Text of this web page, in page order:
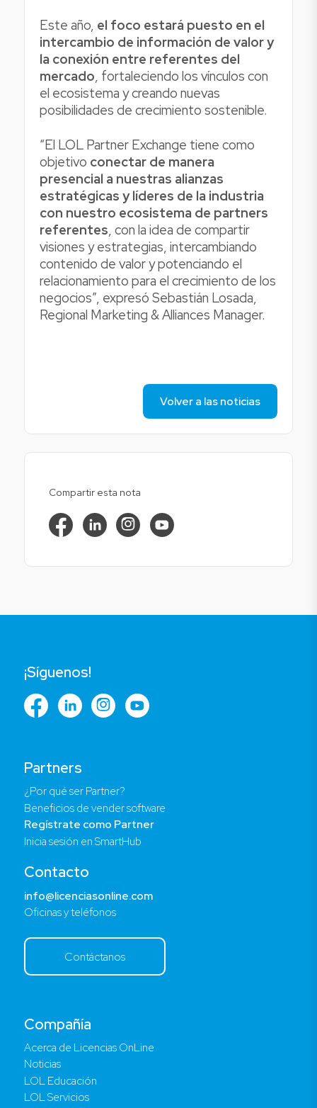
Este año, el foco estará puesto en el
intercambio de información de valor y
la conexión entre referentes del
mercado, fortaleciendo los vínculos con
el ecosistema y creando nuevas
posibilidades de crecimiento sostenible.
“El LOL Partner Exchange tiene como
objetivo conectar de manera
presencial a nuestras alianzas
estratégicas y líderes de la industria
con nuestro ecosistema de partners
referentes, con la idea de compartir
visiones y estrategias, intercambiando
contenido de valor y potenciando el
relacionamiento para el crecimiento de los
negocios”, expresó Sebastián Losada,
Regional Marketing & Alliances Manager.
Volver a las noticias
Compartir esta nota
Compañía
Acerca de Licencias OnLine
Noticias
LOL Educación
LOL Servicios
Partners
¿Por qué ser Partner?
Beneficios de vender software
Regístrate como Partner
Inicia sesión en SmartHub
Contacto
info@licenciasonline.com
Oficinas y teléfonos
Contáctanos
¡Síguenos!